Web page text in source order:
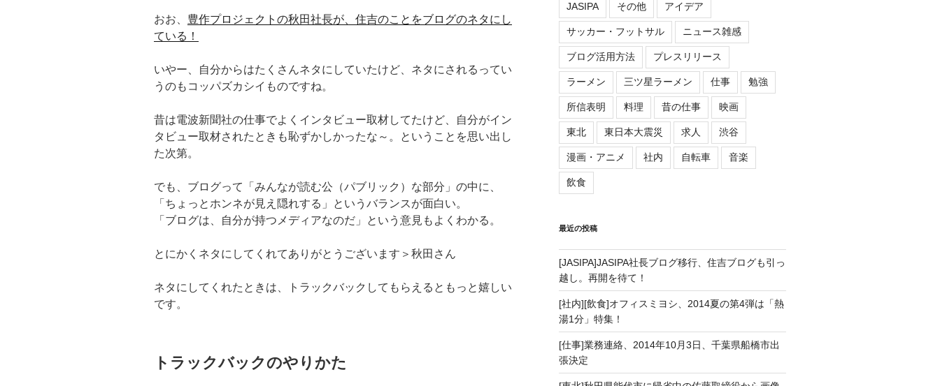
おお、 豊作プロジェクトの秋田社長が、住吉のことをブログのネタにし
ている！
いやー、自分からはたくさんネタにしていたけど、ネタにされるってい
うのもコッパズカシイものですね。
昔は電波新聞社の仕事でよくインタビュー取材してたけど、自分がイン
タビュー取材されたときも恥ずかしかったな～。ということを思い出し
た次第。
でも、ブログって「みんなが読む公（パブリック）な部分」の中に、
「ちょっとホンネが見え隠れする」というバランスが面白い。
「ブログは、自分が持つメディアなのだ」という意見もよくわかる。
とにかくネタにしてくれてありがとうございます＞秋田さん
ネタにしてくれたときは、トラックバックしてもらえるともっと嬉しい
です。
トラックバックのやりかた
JASIPA その他 アイデア
サッカー・フットサル ニュース雑感
ブログ活用方法 プレスリリース
ラーメン 三ツ星ラーメン 仕事 勉強
所信表明 料理 昔の仕事 映画
東北 東日本大震災 求人 渋谷
漫画・アニメ 社内 自転車 音楽
飲食
最近の投稿
[JASIPA]JASIPA社長ブログ移行、住吉ブログも引っ
越し。再開を待て！
[社内][飲食]オフィスミヨシ、2014夏の第4弾は「熱
湯1分」特集！
[仕事]業務連絡、2014年10月3日、千葉県船橋市出
張決定